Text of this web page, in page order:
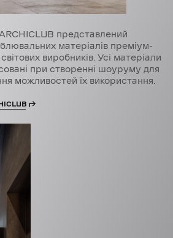
представлений
матеріалів преміум-
виробників. Усі матеріали
при створенні шоуруму для
можливостей їх використання.